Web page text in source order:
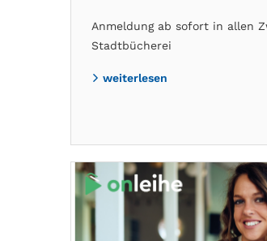
Anmeldung ab sofort in allen
Stadtbücherei
weiterlesen